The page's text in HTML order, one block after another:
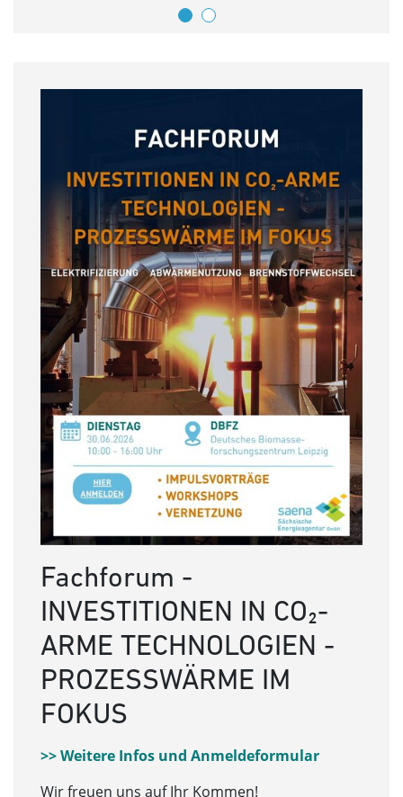
Fachforum -
INVESTITIONEN IN CO₂-
ARME TECHNOLOGIEN -
PROZESSWÄRME IM
FOKUS
>> Weitere Infos und Anmeldeformular
Wir freuen uns auf Ihr Kommen!